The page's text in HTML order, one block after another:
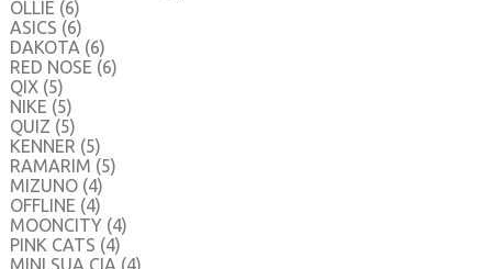
OLLIE (6)
ASICS (6)
DAKOTA (6)
RED NOSE (6)
QIX (5)
NIKE (5)
QUIZ (5)
KENNER (5)
RAMARIM (5)
MIZUNO (4)
OFFLINE (4)
MOONCITY (4)
PINK CATS (4)
MINI SUA CIA (4)